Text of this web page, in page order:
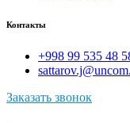
Контакты
+998 99 535 48
Заказать звонок